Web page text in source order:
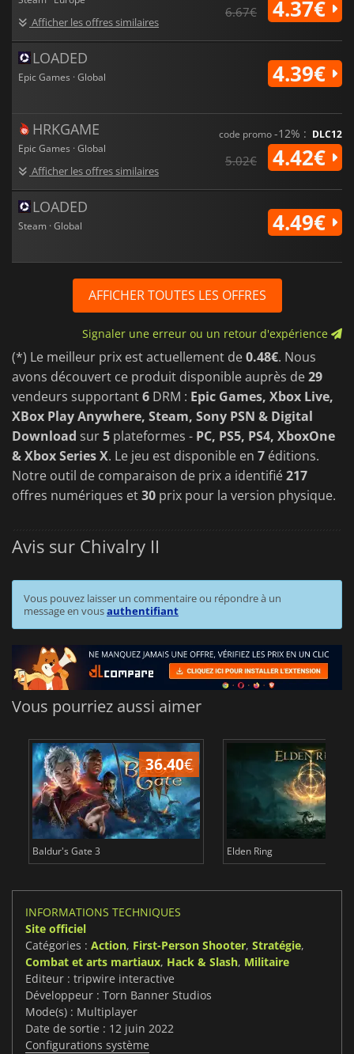
Afficher les offres similaires
6.67€ 4.37€
LOADED
Epic Games · Global 4.39€
HRKGAME
Epic Games · Global
Afficher les offres similaires
code promo-12% : DLC12
5.02€ 4.42€
LOADED
Steam · Global 4.49€
AFFICHER TOUTES LES OFFRES
Signaler une erreur ou un retour d'expérience
(*) Le meilleur prix est actuellement de0.48€. Nous
avons découvert ce produit disponible auprès de29
vendeurs supportant6 DRM : Epic Games, Xbox Live,
XBox Play Anywhere, Steam, Sony PSN & Digital
Download sur5 plateformes - PC, PS5, PS4, XboxOne
& Xbox Series X. Le jeu est disponible en 7 éditions.
Notre outil de comparaison de prix a identifié217
offres numériques et30 prix pour la version physique.
Avis sur Chivalry II
Vous pouvez laisser un commentaire ou répondre à un
message en vousauthentifiant
Vous pourriez aussi aimer
36.40€
Baldur's Gate 3 Elden Ring
INFORMATIONS TECHNIQUES
Site officiel
Catégories : Action, First-Person Shooter, Stratégie,
Combat et arts martiaux, Hack & Slash, Militaire
Editeur : tripwire interactive
Développeur : Torn Banner Studios
Mode(s) : Multiplayer
Date de sortie : 12 juin 2022
Configurations système